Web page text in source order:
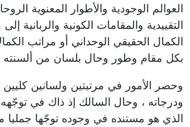
العوالم الوجودية والأطوار المعنوية
التقييدية والمقامات الكونية والربانية
الكمال الحقيقي الوحداني أو مراتب
بكل مقام وطور وحال بلسان من ألسنته
وحصر الأمور في مرتبتين ولسانين
ودرجاته ، وحال السالك إذ ذاك في توجّهه
الذي هو مستنده في وجوده توجّها